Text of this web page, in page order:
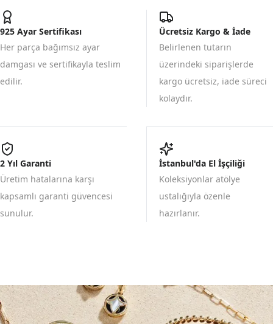
925 Ayar Sertifikası
Her parça bağımsız ayar
damgası ve sertifikayla teslim
edilir.
Ücretsiz Kargo & İade
Belirlenen tutarın
üzerindeki siparişlerde
kargo ücretsiz, iade süreci
kolaydır.
2 Yıl Garanti
Üretim hatalarına karşı
kapsamlı garanti güvencesi
sunulur.
İstanbul'da El İşçiliği
Koleksiyonlar atölye
ustalığıyla özenle
hazırlanır.